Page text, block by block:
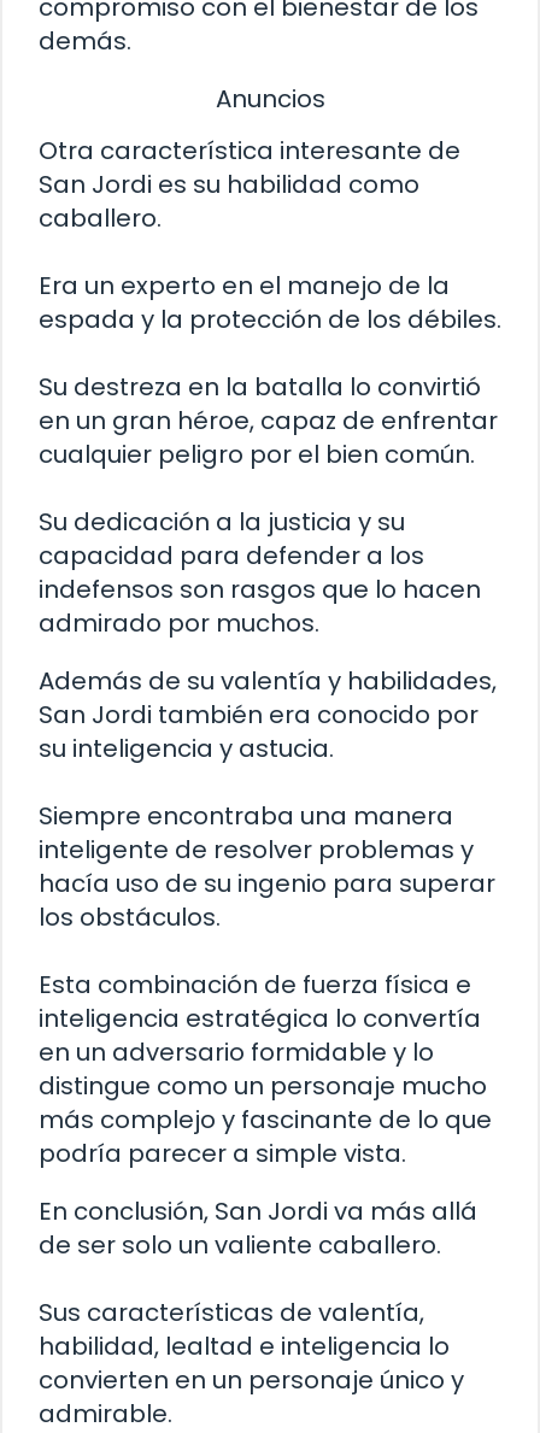
compromiso con el bienestar de los
demás.
Anuncios
Otra característica interesante de
San Jordi es su habilidad como
caballero.
Era un experto en el manejo de la
espada y la protección de los débiles.
Su destreza en la batalla lo convirtió
en un gran héroe, capaz de enfrentar
cualquier peligro por el bien común.
Su dedicación a la justicia y su
capacidad para defender a los
indefensos son rasgos que lo hacen
admirado por muchos.
Además de su valentía y habilidades,
San Jordi también era conocido por
su inteligencia y astucia.
Siempre encontraba una manera
inteligente de resolver problemas y
hacía uso de su ingenio para superar
los obstáculos.
Esta combinación de fuerza física e
inteligencia estratégica lo convertía
en un adversario formidable y lo
distingue como un personaje mucho
más complejo y fascinante de lo que
podría parecer a simple vista.
En conclusión, San Jordi va más allá
de ser solo un valiente caballero.
Sus características de valentía,
habilidad, lealtad e inteligencia lo
convierten en un personaje único y
admirable.